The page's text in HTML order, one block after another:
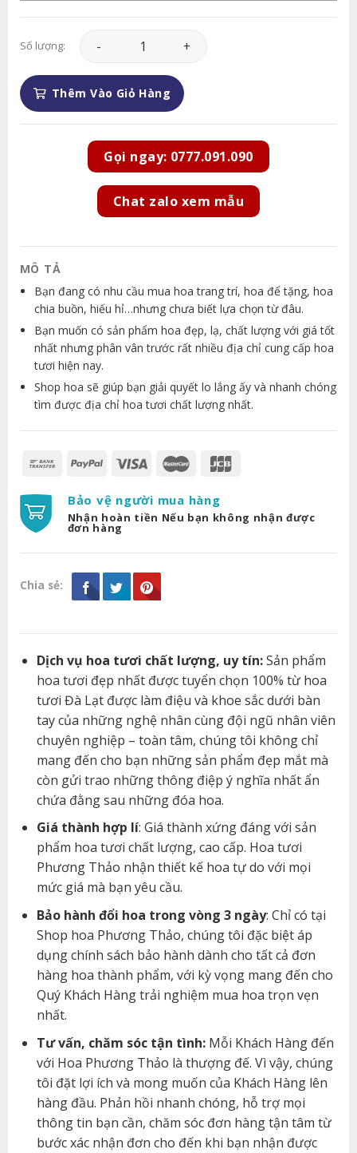
Số lượng: Hoa Chia Buồn - An Giấc - CB071 số lượng
Thêm Vào Giỏ Hàng
Gọi ngay: 0777.091.090
Chat zalo xem mẫu
MÔ TẢ
Bạn đang có nhu cầu mua hoa trang trí, hoa để tặng, hoa
chia buồn, hiếu hỉ…nhưng chưa biết lựa chọn từ đâu.
Bạn muốn có sản phẩm hoa đẹp, lạ, chất lượng với giá tốt
nhất nhưng phân vân trước rất nhiều địa chỉ cung cấp hoa
tươi hiện nay.
Shop hoa sẽ giúp bạn giải quyết lo lắng ấy và nhanh chóng
tìm được địa chỉ hoa tươi chất lượng nhất.
Bảo vệ người mua hàng
Nhận hoàn tiền Nếu bạn không nhận được
đơn hàng
Chia sẻ:
Dịch vụ hoa tươi chất lượng, uy tín:Sản phẩm
hoa tươi đẹp nhất được tuyển chọn 100% từ hoa
tươi Đà Lạt được làm điệu và khoe sắc dưới bàn
tay của những nghệ nhân cùng đội ngũ nhân viên
chuyên nghiệp – toàn tâm, chúng tôi không chỉ
mang đến cho bạn những sản phẩm đẹp mắt mà
còn gửi trao những thông điệp ý nghĩa nhất ẩn
chứa đằng sau những đóa hoa.
Giá thành hợp lí: Giá thành xứng đáng với sản
phẩm hoa tươi chất lượng, cao cấp. Hoa tươi
Phương Thảo nhận thiết kế hoa tự do với mọi
mức giá mà bạn yêu cầu.
Bảo hành đổi hoa trong vòng 3 ngày: Chỉ có tại
Shop hoa Phương Thảo, chúng tôi đặc biệt áp
dụng chính sách bảo hành dành cho tất cả đơn
hàng hoa thành phẩm, với kỳ vọng mang đến cho
Quý Khách Hàng trải nghiệm mua hoa trọn vẹn
nhất.
Tư vấn, chăm sóc tận tình:Mỗi Khách Hàng đến
với Hoa Phương Thảo là thượng đế. Vì vậy, chúng
tôi đặt lợi ích và mong muốn của Khách Hàng lên
hàng đầu. Phản hồi nhanh chóng, hỗ trợ mọi
thông tin bạn cần, chăm sóc đơn hàng tận tâm từ
bước xác nhận đơn cho đến khi bạn nhận được